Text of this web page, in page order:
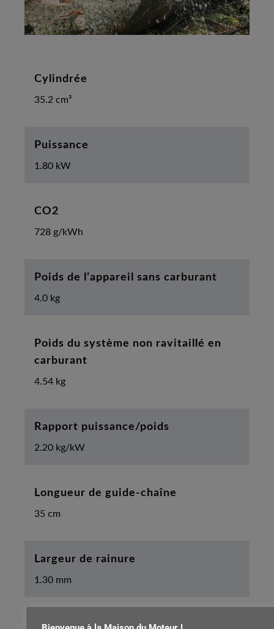
Cylindrée
35.2 cm³
Puissance
1.80 kW
CO2
728 g/kWh
Poids de l’appareil sans carburant
4.0 kg
Poids du système non ravitaillé en
carburant
4.54 kg
Rapport puissance/poids
2.20 kg/kW
Longueur de guide-chaîne
35 cm
Largeur de rainure
1.30 mm
Pas de la chaîne